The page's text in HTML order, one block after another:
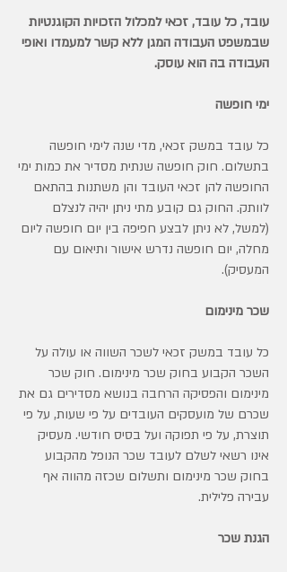
עובד, כל עובד, זכאי למכלול הזכויות הקוגנטיות
שבמשפט העבודה המגן ללא קשר למעמדו ואופי
העבודה בה הוא עוסק.
ימי חופשה
כל עובד במשק זכאי, מדי שנה לימי חופשה
בתשלום. חוק חופשה שנתית מסדיר את כמות ימי
החופשה להן זכאי העובד והן משתנות בהתאם
לוותק. החוק גם קובע מתי ניתן יהיה לנצלם
(למשל, לא ניתן לבצע חפיפה בין יום חופשה ליום
מחלה, יום חופשה נדרש אישור ותיאום עם
המעסיק).
שכר מינימום
כל עובד במשק זכאי לשכר השווה או עולה על
השכר הקבוע בחוק שכר מינימום. חוק שכר
מינימום והפסיקה הרחבה בנושא מסדירים גם את
שכרם של מועסקים העובדים על פי שעות, על פי
תוצרת, על פי תפוקה ועל בסיס חודשי. מעסיק
אינו רשאי לשלם לעובד שכר הנופל מהקבוע
בחוק שכר מינימום ותשלום שכזה מהווה אף
עבירה פלילית.
הגנת שכר